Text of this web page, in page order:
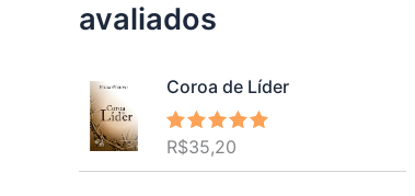
avaliados
Coroa de Líder
Avaliação
R$35,20